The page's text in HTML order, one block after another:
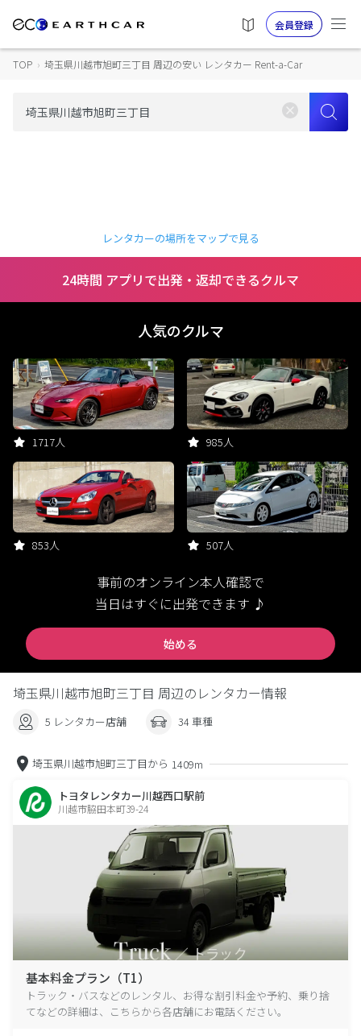
会員登録
TOP › 埼玉県川越市旭町三丁目 周辺の安い レンタカー Rent-a-Car
レンタカーの場所をマップで見る
24時間 アプリで出発・返却できるクルマ
人気のクルマ
1717人 985人
853人 507人
事前のオンライン本人確認で
当日はすぐに出発できます ♪
始める
埼玉県川越市旭町三丁目 周辺のレンタカー情報
5 レンタカー店舗 34 車種
埼玉県川越市旭町三丁目から 1409m
トヨタレンタカー川越西口駅前
川越市脇田本町39-24
基本料金プラン（T1）
トラック・バスなどのレンタル、お得な割引料金や予約、乗り捨
てなどの詳細は、こちらから各店舗にお電話ください。